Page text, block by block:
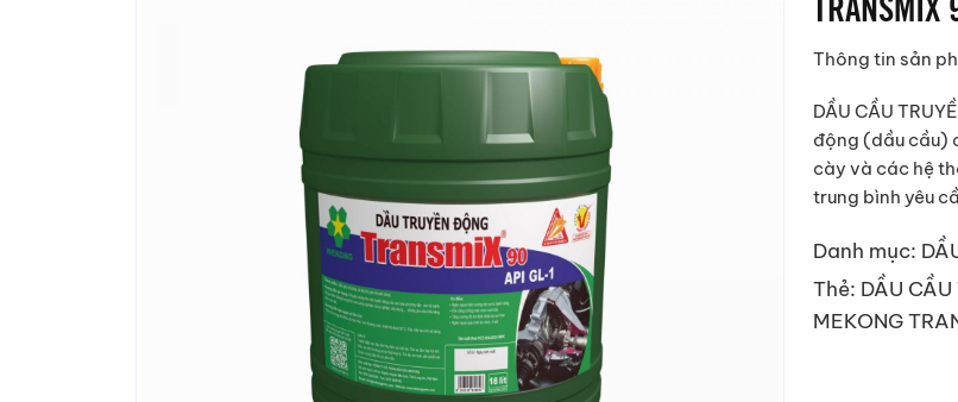
Thông tin sản
DẦU CẦU
động (dầu cầu)
cày và các hệ
trung bình yêu
Danh mục:
Thẻ: DẦU
MEKONG